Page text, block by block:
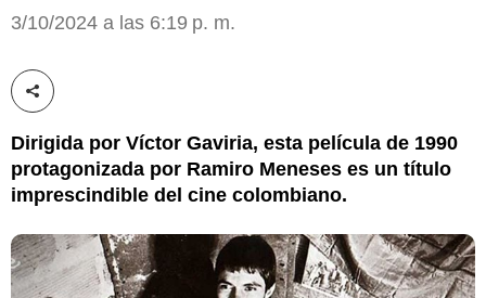
3/10/2024 a las 6:19 p. m.
Compartir esta noticia
Dirigida por Víctor Gaviria, esta película de 1990
protagonizada por Ramiro Meneses es un título
imprescindible del cine colombiano.